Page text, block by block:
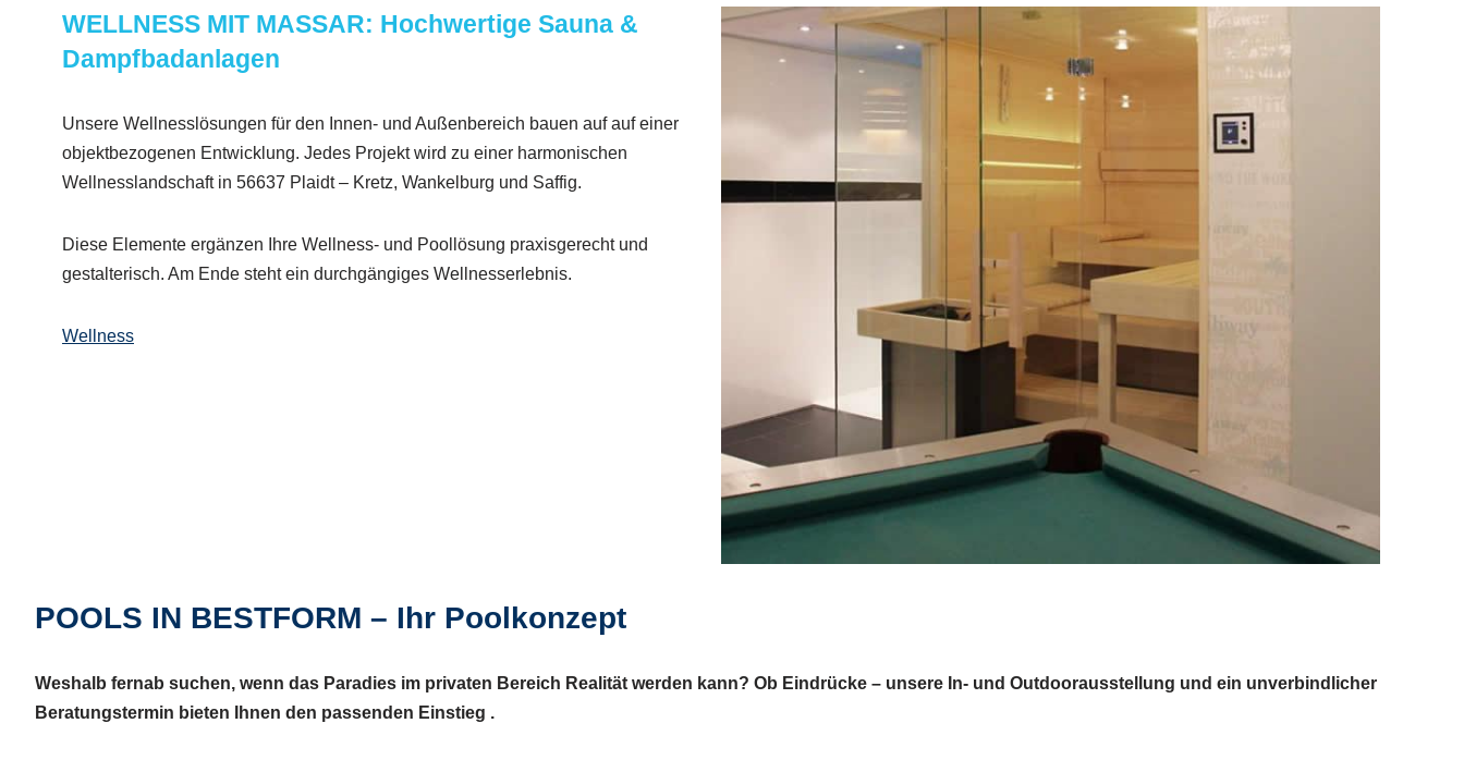
WELLNESS MIT MASSAR: Hochwertige Sauna &
Dampfbadanlagen
Unsere Wellnesslösungen für den Innen- und Außenbereich bauen auf auf einer
objektbezogenen Entwicklung. Jedes Projekt wird zu einer harmonischen
Wellnesslandschaft in 56637 Plaidt – Kretz, Wankelburg und Saffig.
Diese Elemente ergänzen Ihre Wellness- und Poollösung praxisgerecht und
gestalterisch. Am Ende steht ein durchgängiges Wellnesserlebnis.
Wellness
POOLS IN BESTFORM – Ihr Poolkonzept
Weshalb fernab suchen, wenn das Paradies im privaten Bereich Realität werden kann? Ob Eindrücke – unsere In- und Outdoorausstellung und ein unverbindlicher
Beratungstermin bieten Ihnen den passenden Einstieg .